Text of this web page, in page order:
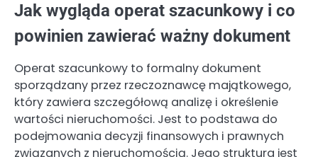
Jak wygląda operat szacunkowy i co
powinien zawierać ważny dokument
Operat szacunkowy to formalny dokument
sporządzany przez rzeczoznawcę majątkowego,
który zawiera szczegółową analizę i określenie
wartości nieruchomości. Jest to podstawa do
podejmowania decyzji finansowych i prawnych
związanych z nieruchomością. Jego struktura jest